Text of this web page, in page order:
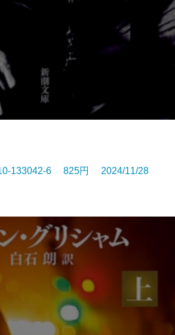
133042-6 825円 2024/11/28